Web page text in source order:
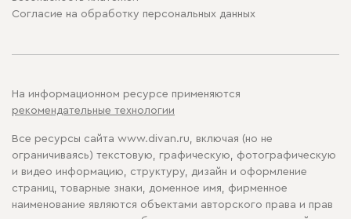
Cогласие на обработку персональных данных
На информационном ресурсе применяются
рекомендательные технологии
Все ресурсы сайта www.divan.ru, включая (но не
ограничиваясь) текстовую, графическую, фотографическую
и видео информацию, структуру, дизайн и оформление
страниц, товарные знаки, доменное имя, фирменное
наименование являются объектами авторского права и прав